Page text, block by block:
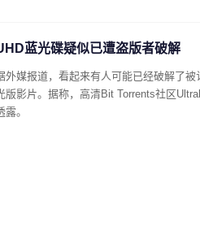
蓝光碟疑似已遭盗版者破解
外媒报道，看起来有人可能已经破解了
版影片。据称，高清Bit Torrents社区
露。